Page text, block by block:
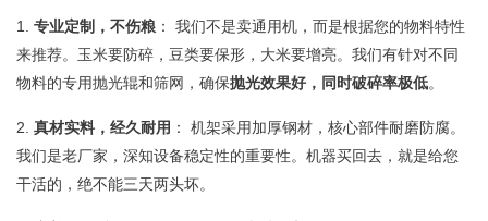
1. 专业定制，不伤粮 ： 我们不是卖通用机，而是根据您的物料特性
来推荐。玉米要防碎，豆类要保形，大米要增亮。我们有针对不同
物料的专用抛光辊和筛网，确保抛光效果好，同时破碎率极低。
2. 真材实料，经久耐用 ： 机架采用加厚钢材，核心部件耐磨防腐。
我们是老厂家，深知设备稳定性的重要性。机器买回去，就是给您
干活的，绝不能三天两头坏。